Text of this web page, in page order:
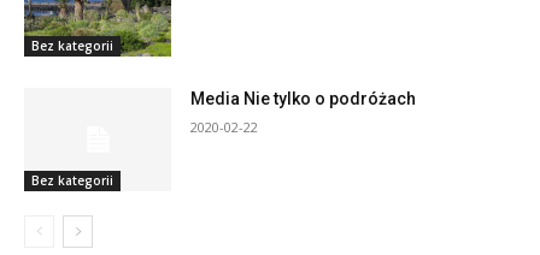
Bez kategorii
Bez kategorii
Media Nie tylko o podróżach
2020-02-22